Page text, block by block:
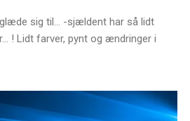
sig til... -sjældent har så lidt
! Lidt farver, pynt og ændringer i